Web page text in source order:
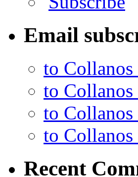
Email
to
to
to Collanos
to
Recent